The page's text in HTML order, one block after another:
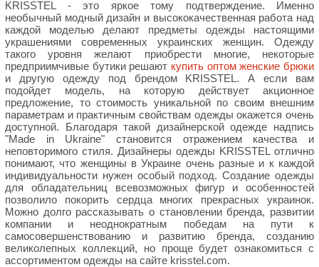
KRISSTEL - это яркое тому подтверждение. Именно
необычный модный дизайн и высококачественная работа над
каждой моделью делают предметы одежды настоящими
украшениями современных украинских женщин. Одежду
такого уровня желают приобрести многие, некоторые
предприимчивые бутики решают купить оптом женские брюки
и другую одежду под брендом KRISSTEL. А если вам
подойдет модель, на которую действует акционное
предложение, то стоимость уникальной по своим внешним
параметрам и практичным свойствам одежды окажется очень
доступной. Благодаря такой дизайнерской одежде надпись
"Made in Ukraine" становится отражением качества и
неповторимого стиля. Дизайнеры одежды KRISSTEL отлично
понимают, что женщины в Украине очень разные и к каждой
индивидуальности нужен особый подход. Создание одежды
для обладательниц всевозможных фигур и особенностей
позволило покорить сердца многих прекрасных украинок.
Можно долго рассказывать о становлении бренда, развитии
компании и неоднократным победам на пути к
самосовершенствованию и развитию бренда, созданию
великолепных коллекций, но проще будет ознакомиться с
ассортиментом одежды на сайте krisstel.com.